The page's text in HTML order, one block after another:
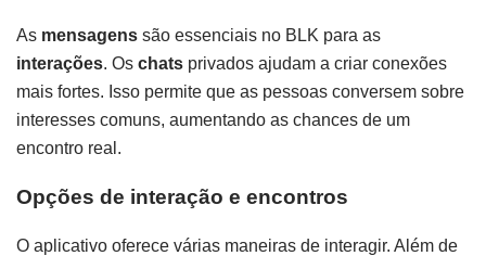
As mensagens são essenciais no BLK para as
interações. Os chats privados ajudam a criar conexões
mais fortes. Isso permite que as pessoas conversem sobre
interesses comuns, aumentando as chances de um
encontro real.
Opções de interação e encontros
O aplicativo oferece várias maneiras de interagir. Além de